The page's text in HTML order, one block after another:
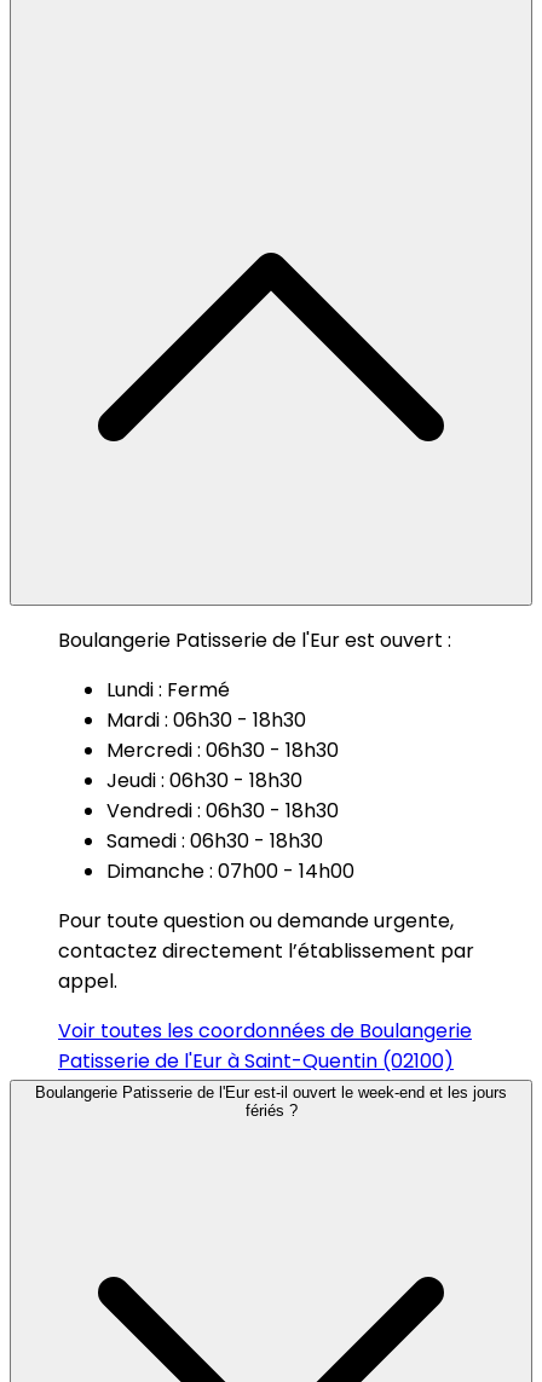
Boulangerie Patisserie de l'Eur est ouvert :
Lundi : Fermé
Mardi : 06h30 - 18h30
Mercredi : 06h30 - 18h30
Jeudi : 06h30 - 18h30
Vendredi : 06h30 - 18h30
Samedi : 06h30 - 18h30
Dimanche : 07h00 - 14h00
Pour toute question ou demande urgente,
contactez directement l’établissement par
appel.
Voir toutes les coordonnées de Boulangerie
Patisserie de l'Eur à Saint-Quentin (02100)
Boulangerie Patisserie de l'Eur est-il ouvert le week-end et les jours
fériés ?